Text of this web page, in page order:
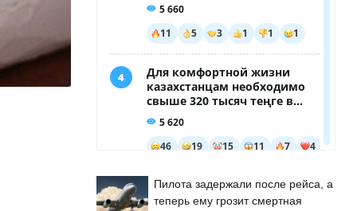
Пилота задержали после рейса, а
теперь ему грозит смертная